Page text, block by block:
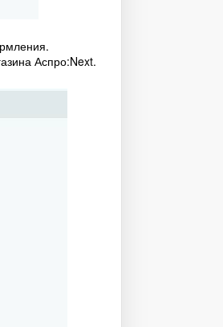
Аспро:Next.